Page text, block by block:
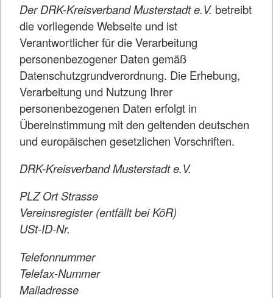
Der DRK-Kreisverband Musterstadt e.V. betreibt
die vorliegende Webseite und ist
Verantwortlicher für die Verarbeitung
personenbezogener Daten gemäß
Datenschutzgrundverordnung. Die Erhebung,
Verarbeitung und Nutzung Ihrer
personenbezogenen Daten erfolgt in
Übereinstimmung mit den geltenden deutschen
und europäischen gesetzlichen Vorschriften.
DRK-Kreisverband Musterstadt e.V.
PLZ Ort Strasse
Vereinsregister (entfällt bei KöR)
USt-ID-Nr.
Telefonnummer
Telefax-Nummer
Mailadresse